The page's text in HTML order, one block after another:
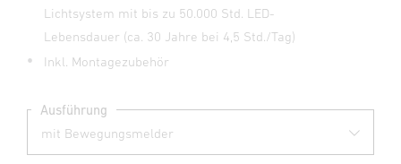
Lichtsystem mit bis zu 50.000 Std. LED-
Lebensdauer (ca. 30 Jahre bei 4,5 Std./Tag)
Inkl. Montagezubehör
Ausführung